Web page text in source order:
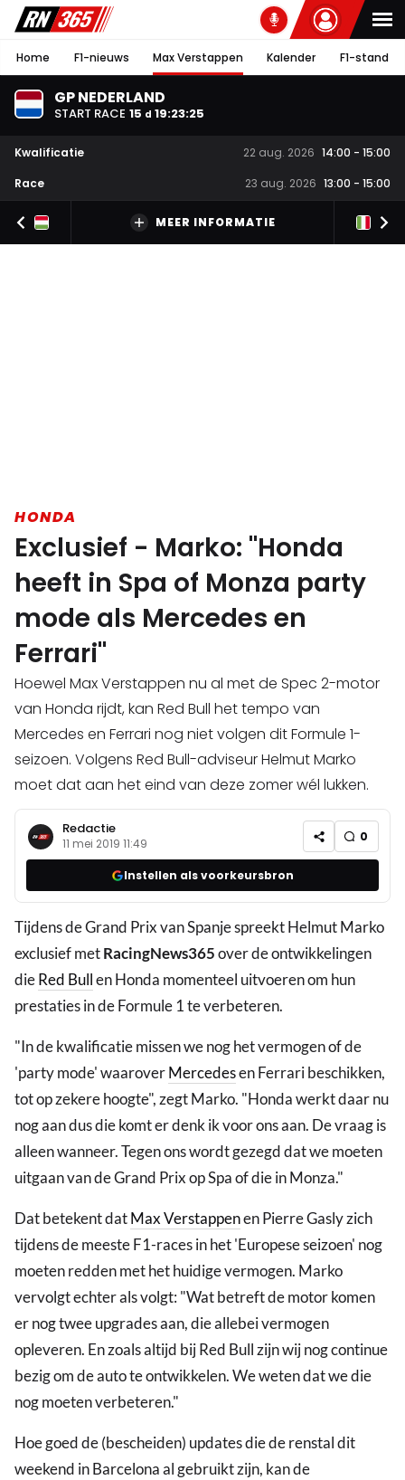
Home F1-nieuws Max Verstappen Kalender F1-stand
GP NEDERLAND
START RACE 15 d 19:23:24
Kwalificatie 22 aug. 2026 14:00 - 15:00
Race
23 aug. 2026 13:00 - 15:00
MEER INFORMATIE
HONDA
Exclusief - Marko: "Honda
heeft in Spa of Monza party
mode als Mercedes en
Ferrari"
Hoewel Max Verstappen nu al met de Spec 2-motor
van Honda rijdt, kan Red Bull het tempo van
Mercedes en Ferrari nog niet volgen dit Formule 1-
seizoen. Volgens Red Bull-adviseur Helmut Marko
moet dat aan het eind van deze zomer wél lukken.
Redactie
11 mei 2019 11:49 0
Instellen als voorkeursbron
Tijdens de Grand Prix van Spanje spreekt Helmut Marko
exclusief metRacingNews365over de ontwikkelingen
dieRed Bullen Honda momenteel uitvoeren om hun
prestaties in de Formule 1 te verbeteren.
"In de kwalificatie missen we nog het vermogen of de
'party mode' waaroverMercedesen Ferrari beschikken,
tot op zekere hoogte", zegt Marko. "Honda werkt daar nu
nog aan dus die komt er denk ik voor ons aan. De vraag is
alleen wanneer. Tegen ons wordt gezegd dat we moeten
uitgaan van de Grand Prix op Spa of die in Monza."
Dat betekent datMax Verstappenen Pierre Gasly zich
tijdens de meeste F1-races in het 'Europese seizoen' nog
moeten redden met het huidige vermogen. Marko
vervolgt echter als volgt: "Wat betreft de motor komen
er nog twee upgrades aan, die allebei vermogen
opleveren. En zoals altijd bij Red Bull zijn wij nog continue
bezig om de auto te ontwikkelen. We weten dat we die
nog moeten verbeteren."
Hoe goed de (bescheiden) updates die de renstal dit
weekend in Barcelona al gebruikt zijn, kan de